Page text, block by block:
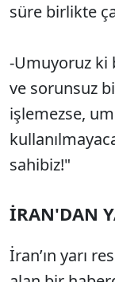
süre birlikte
-Umuyoruz ki
ve sorunsuz
işlemezse,
sahibiz!"
İRAN'DAN
İran’ın yarı